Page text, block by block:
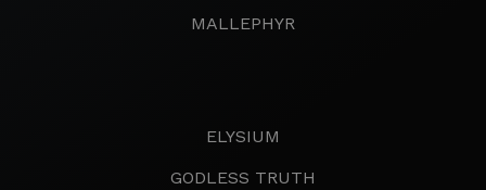
MALLEPHYR
ELYSIUM
GODLESS TRUTH